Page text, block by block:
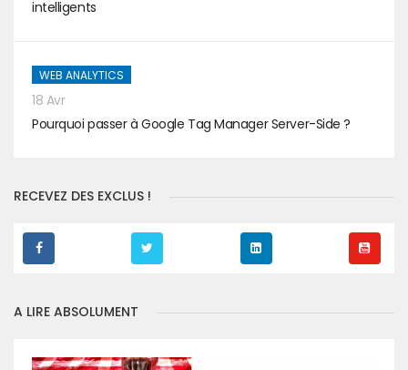
intelligents
WEB ANALYTICS
18 Avr
Pourquoi passer à Google Tag Manager Server-Side ?
RECEVEZ DES EXCLUS !
A LIRE ABSOLUMENT